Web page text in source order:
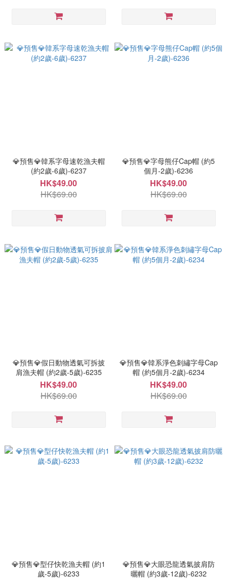
💎預售💎韓系字母速乾漁夫帽
(約2歲-6歲)-6237
HK$49.00
HK$69.00
💎預售💎字母熊仔Cap帽 (約5
個月-2歲)-6236
HK$49.00
HK$69.00
💎預售💎假日動物透氣可拆披
肩漁夫帽 (約2歲-5歲)-6235
HK$49.00
HK$69.00
💎預售💎韓系淨色刺繡字母Cap
帽 (約5個月-2歲)-6234
HK$49.00
HK$69.00
💎預售💎型仔快乾漁夫帽 (約1
歲-5歲)-6233
💎預售💎大眼恐龍透氣披肩防
曬帽 (約3歲-12歲)-6232